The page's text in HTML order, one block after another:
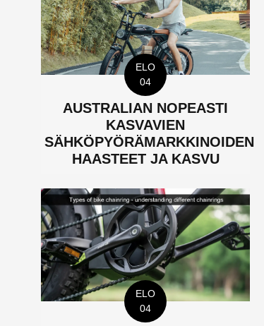
ELO
04
AUSTRALIAN NOPEASTI
KASVAVIEN
SÄHKÖPYÖRÄMARKKINOIDEN
HAASTEET JA KASVU
ELO
04